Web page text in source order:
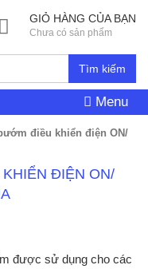
Tìm kiếm
GIỎ HÀNG CỦA BẠN
Chưa có sản phẩm
Menu
điều khiển điện ON/
ĐIỆN ON/
được sử dụng cho các